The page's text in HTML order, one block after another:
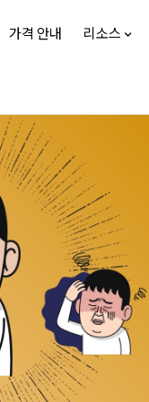
가격 안내 리소스